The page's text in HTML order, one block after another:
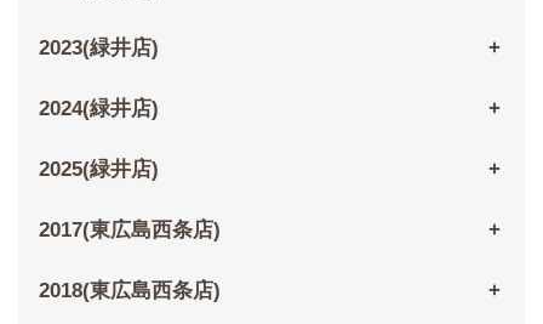
2023(緑井店)
2024(緑井店)
2025(緑井店)
2017(東広島西条店)
2018(東広島西条店)